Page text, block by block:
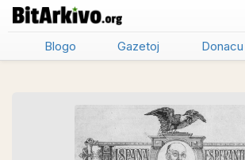
Blogo Gazetoj Donacu